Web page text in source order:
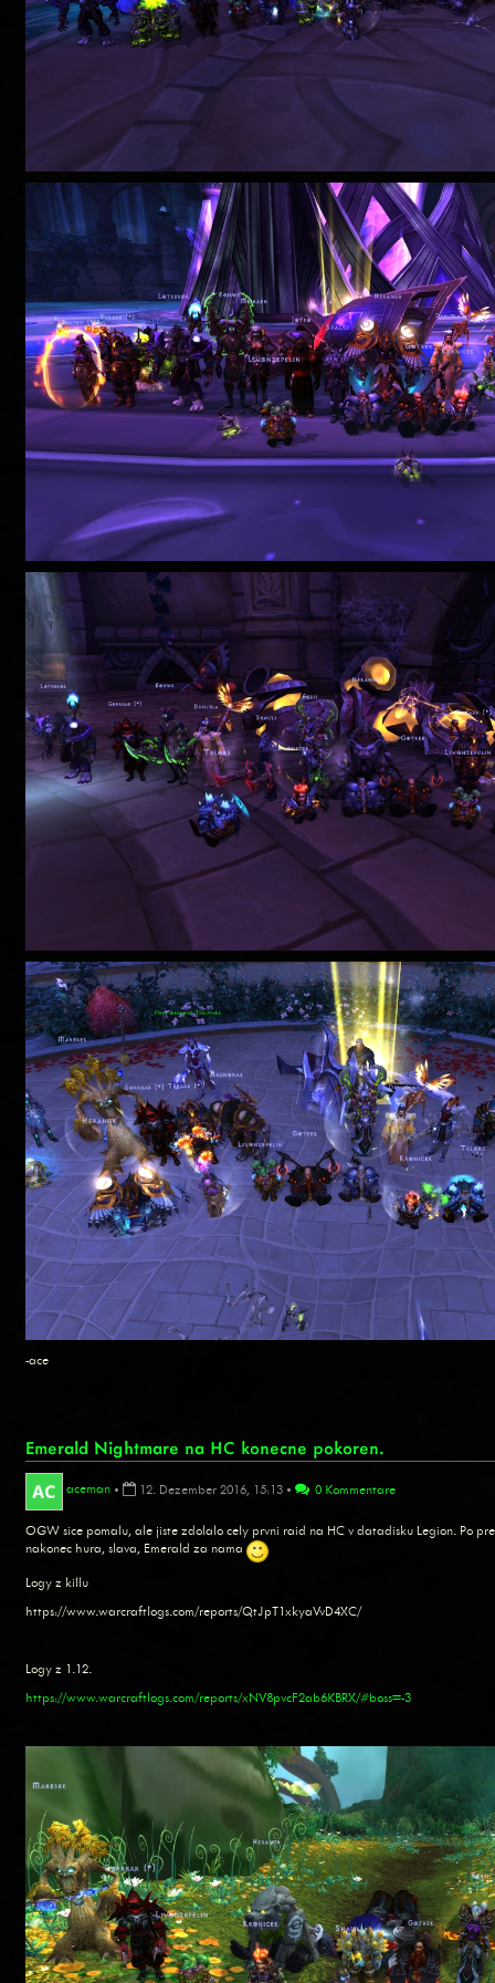
-ace
Emerald Nightmare na HC konecne pokoren.
aceman • 12. Dezember 2016, 15:13 • 0 Kommentare
OGW sice pomalu, ale jiste zdolalo cely prvni raid na HC v datadisku Legion. Po
nakonec hura, slava, Emerald za nama
Logy z killu
https://www.warcraftlogs.com/reports/QtJpT1xkyaVvD4XC/
Logy z 1.12.
https://www.warcraftlogs.com/reports/xNV8pvcF2ab6KBRX/#boss=-3